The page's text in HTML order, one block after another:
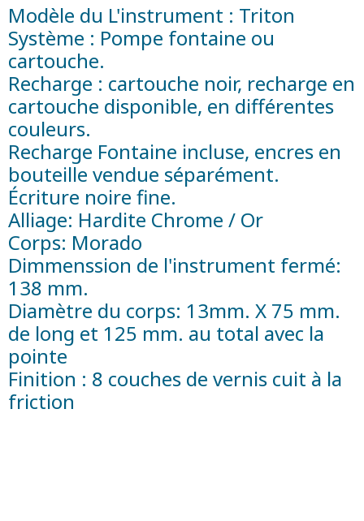
Modèle du L'instrument : Triton
Système : Pompe fontaine ou
cartouche.
Recharge : cartouche noir, recharge en
cartouche disponible, en différentes
couleurs.
Recharge Fontaine incluse, encres en
bouteille vendue séparément.
Écriture noire fine.
Alliage: Hardite Chrome / Or
Corps: Morado
Dimmenssion de l'instrument fermé:
138 mm.
Diamètre du corps: 13mm. X 75 mm.
de long et 125 mm. au total avec la
pointe
Finition : 8 couches de vernis cuit à la
friction